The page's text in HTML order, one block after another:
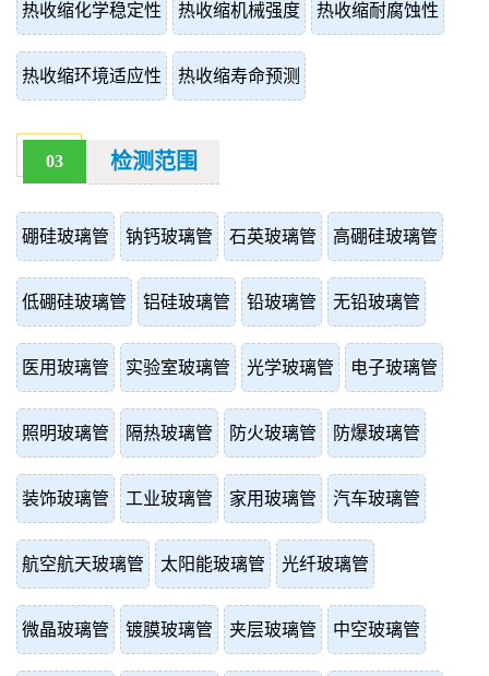
热收缩化学稳定性 热收缩机械强度 热收缩耐腐蚀性
热收缩环境适应性 热收缩寿命预测
03 检测范围
硼硅玻璃管 钠钙玻璃管 石英玻璃管 高硼硅玻璃管
低硼硅玻璃管 铝硅玻璃管 铅玻璃管 无铅玻璃管
医用玻璃管 实验室玻璃管 光学玻璃管 电子玻璃管
照明玻璃管 隔热玻璃管 防火玻璃管 防爆玻璃管
装饰玻璃管 工业玻璃管 家用玻璃管 汽车玻璃管
航空航天玻璃管 太阳能玻璃管 光纤玻璃管
微晶玻璃管 镀膜玻璃管 夹层玻璃管 中空玻璃管